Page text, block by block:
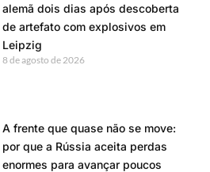
alemã dois dias após descoberta
de artefato com explosivos em
Leipzig
8 de agosto de 2026
A frente que quase não se move:
por que a Rússia aceita perdas
enormes para avançar poucos